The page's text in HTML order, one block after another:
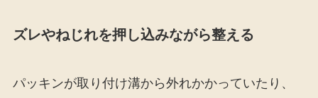
ズレやねじれを押し込みながら整える
パッキンが取り付け溝から外れかかっていたり、